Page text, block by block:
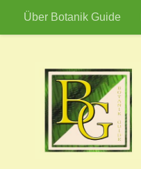
Zum Inhalt springen
Über Botanik Guide